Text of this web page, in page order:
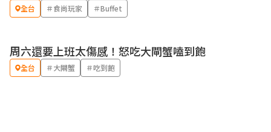
全台 ＃食尚玩家 ＃Buffet
周六還要上班太傷感！怒吃大閘蟹嗑到飽
全台 ＃大閘蟹 ＃吃到飽